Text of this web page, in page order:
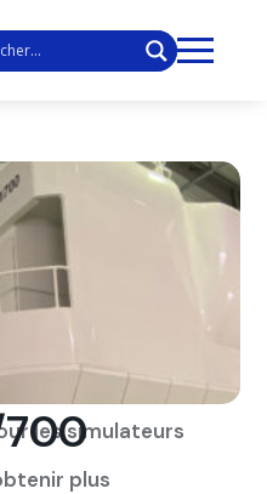
700
les simulateurs
plus